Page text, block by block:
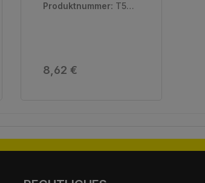
bequemes
Produktnummer: T501
Regulärer Preis:
8,62 €